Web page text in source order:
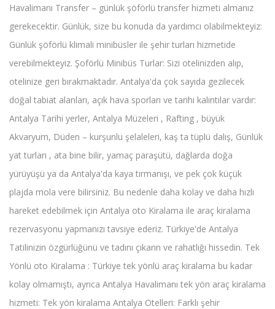
Havalimanı Transfer – günlük şöförlü transfer hizmeti almanız
gerekecektir. Günlük, size bu konuda da yardımcı olabilmekteyiz:
Günlük şöförlü klimali minibüsler ile şehir turları hizmetide
verebilmekteyiz. Şoförlü Minibüs Turlar: Sizi otelinizden alıp,
otelinize geri bırakmaktadır. Antalya'da çok sayıda gezilecek
doğal tabiat alanları, açık hava sporları ve tarihi kalıntılar vardır:
Antalya Tarihi yerler, Antalya Müzeleri , Rafting , büyük
Akvaryum, Düden – kurşunlu şelaleleri, kaş ta tüplü dalış, Günlük
yat turları , ata bine bilir, yamaç paraşütü, dağlarda doğa
yürüyüşü ya da Antalya'da kaya tırmanışı, ve pek çok küçük
plajda mola vere bilirsiniz. Bu nedenle daha kolay ve daha hızlı
hareket edebilmek için Antalya oto Kiralama ile araç kiralama
rezervasyonu yapmanızı tavsiye ederiz. Türkiye'de Antalya
Tatilinizin özgürlüğünü ve tadını çıkarın ve rahatlığı hissedin. Tek
Yönlü oto Kiralama : Türkiye tek yönlü araç kiralama bu kadar
kolay olmamıştı, ayrıca Antalya Havalimanı tek yön araç kiralama
hizmeti: Tek yön kiralama Antalya Otelleri: Farklı şehir